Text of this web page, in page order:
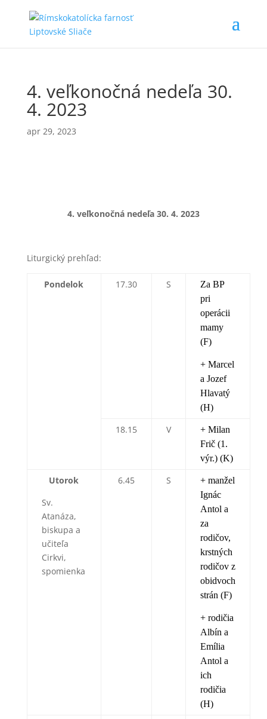
4. veľkonočná nedeľa 30.
4. 2023
apr 29, 2023
4. veľkonočná nedeľa 30. 4. 2023
Liturgický prehľad:
Pondelok 17.30 S
Za BP
pri
operácii
mamy
(F)
+ Marcel
a Jozef
Hlavatý
(H)
18.15 V
+ Milan
Frič (1.
výr.) (K)
Utorok
Sv.
Atanáza,
biskupa a
učiteľa
Cirkvi,
spomienka
6.45 S
+ manžel
Ignác
Antol a
za
rodičov,
krstných
rodičov z
obidvoch
strán (F)
+ rodičia
Albín a
Emília
Antol a
ich
rodičia
(H)